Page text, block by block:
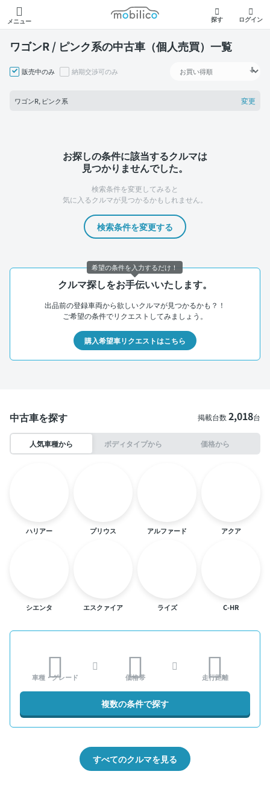
メニュー
モビリコ
探す ログイン
ワゴンR / ピンク系の中古車（個人売買）一覧
販売中のみ 納期交渉可のみ
ワゴンR, ピンク系 変更
お探しの条件に該当するクルマは
見つかりませんでした。
検索条件を変更してみると
気に入るクルマが見つかるかもしれません。
検索条件を変更する
クルマ探しをお手伝いいたします。
出品前の登録車両から欲しいクルマが見つかるかも？！
ご希望の条件でリクエストしてみましょう。
購入希望車リクエストはこちら
中古車を探す 掲載台数2,018台
人気車種から ボディタイプから 価格から
ハリアー プリウス アルファード アクア
シエンタ エスクァイア ライズ C-HR
車種・グレード 価格帯 走行距離
複数の条件で探す
すべてのクルマを見る
希望の条件を入力するだけ！